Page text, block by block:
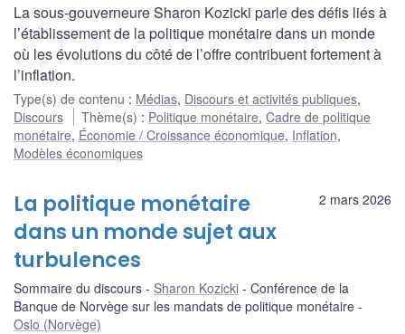
La sous-gouverneure Sharon Kozicki parle des défis liés à
l’établissement de la politique monétaire dans un monde
où les évolutions du côté de l’offre contribuent fortement à
l’inflation.
Type(s) de contenu : Médias, Discours et activités publiques,
Discours
Thème(s) : Politique monétaire,Cadre de politique
monétaire, Économie / Croissance économique, Inflation,
Modèles économiques
2 mars 2026
La politique monétaire
dans un monde sujet aux
turbulences
Sommaire du discours Sharon Kozicki
Conférence de la
Banque de Norvège sur les mandats de politique monétaire
Oslo (Norvège)